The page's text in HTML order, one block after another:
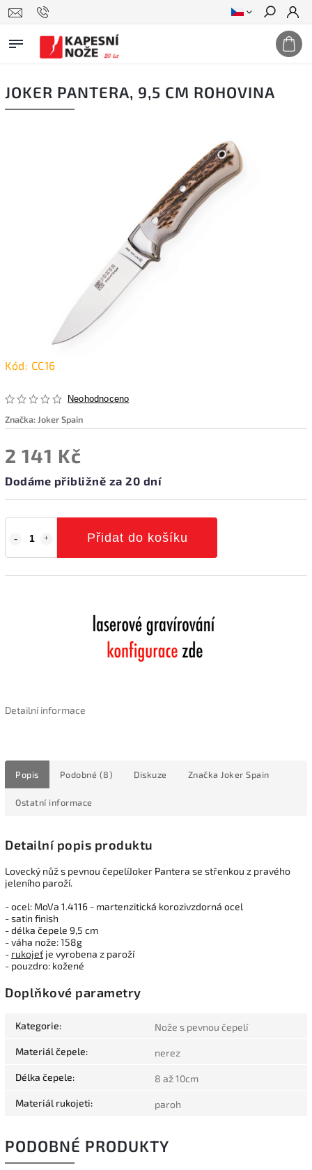
Hledat
JOKER PANTERA, 9,5 CM ROHOVINA
Kód: CC16
Neohodnoceno
Značka: Joker Spain
2 141 Kč
Dodáme přibližně za 20 dní
Přidat do košíku
Detailní informace
Popis Podobné (8) Diskuze Značka Joker Spain
Ostatní informace
Detailní popis produktu
Lovecký nůž s pevnou čepelíJoker Pantera se střenkou z pravého
jeleního paroží.
- ocel: MoVa 1.4116 - martenzitická korozivzdorná ocel
- satin finish
- délka čepele 9,5 cm
- váha nože: 158g
- rukojeť je vyrobena z paroží
- pouzdro: kožené
Doplňkové parametry
Kategorie: Nože s pevnou čepelí
Materiál čepele: nerez
Délka čepele: 8 až 10cm
Materiál rukojeti: paroh
PODOBNÉ PRODUKTY